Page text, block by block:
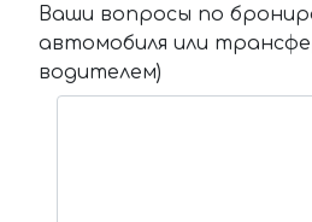
Ваши вопросы по
автомобиля или
водителем)